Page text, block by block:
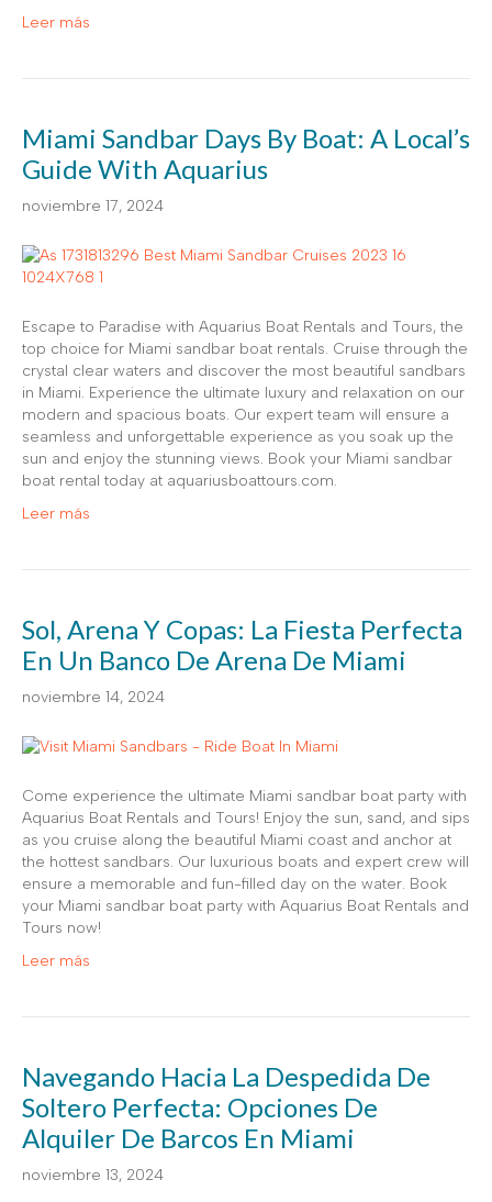
Leer más
Miami Sandbar Days By Boat: A Local’s
Guide With Aquarius
noviembre 17, 2024
Escape to Paradise with Aquarius Boat Rentals and Tours, the
top choice for Miami sandbar boat rentals. Cruise through the
crystal clear waters and discover the most beautiful sandbars
in Miami. Experience the ultimate luxury and relaxation on our
modern and spacious boats. Our expert team will ensure a
seamless and unforgettable experience as you soak up the
sun and enjoy the stunning views. Book your Miami sandbar
boat rental today at aquariusboattours.com.
Leer más
Sol, Arena Y Copas: La Fiesta Perfecta
En Un Banco De Arena De Miami
noviembre 14, 2024
Come experience the ultimate Miami sandbar boat party with
Aquarius Boat Rentals and Tours! Enjoy the sun, sand, and sips
as you cruise along the beautiful Miami coast and anchor at
the hottest sandbars. Our luxurious boats and expert crew will
ensure a memorable and fun-filled day on the water. Book
your Miami sandbar boat party with Aquarius Boat Rentals and
Tours now!
Leer más
Navegando Hacia La Despedida De
Soltero Perfecta: Opciones De
Alquiler De Barcos En Miami
noviembre 13, 2024